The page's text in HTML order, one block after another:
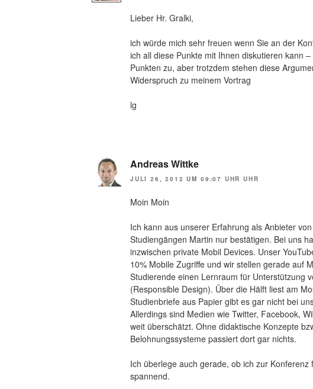
Lieber Hr. Gralki,
ich würde mich sehr freuen wenn Sie an der
ich all diese Punkte mit Ihnen diskutieren kann
Punkten zu, aber trotzdem stehen diese
Widerspruch zu meinem Vortrag
lg
Andreas Wittke
JULI 26, 2012 UM 09:07 UHR UHR
Moin Moin
Ich kann aus unserer Erfahrung als Anbieter
Studiengängen Martin nur bestätigen. Bei uns
inzwischen private Mobil Devices. Unser
10% Mobile Zugriffe und wir stellen gerade auf
Studierende einen Lernraum für Unterstützung
(Responsible Design). Über die Hälft liest am
Studienbriefe aus Papier gibt es gar nicht bei
Allerdings sind Medien wie Twitter, Facebook,
weit überschätzt. Ohne didaktische Konzepte
Belohnungssysteme passiert dort gar nichts.
Ich überlege auch gerade, ob ich zur
spannend.